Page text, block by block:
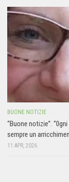
BUONE NOTIZIE
“Buone notizie”.
sempre un
11 APR, 2026